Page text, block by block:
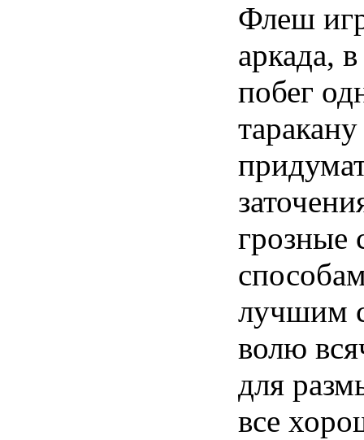
Флеш
аркада,
побег
грозные
лучшим
волю
для
все